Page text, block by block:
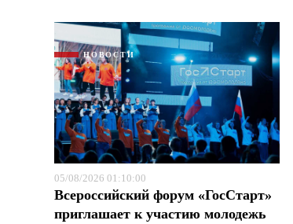
НОВОСТИ
05/08/2026 01:10:00
Всероссийский форум «ГосСтарт»
приглашает к участию молодежь